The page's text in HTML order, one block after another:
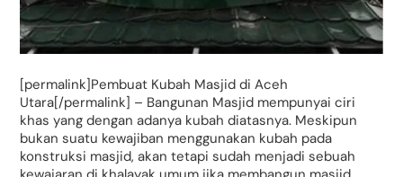
[permalink]Pembuat Kubah Masjid di Aceh
Utara[/permalink] – Bangunan Masjid mempunyai ciri
khas yang dengan adanya kubah diatasnya. Meskipun
bukan suatu kewajiban menggunakan kubah pada
konstruksi masjid, akan tetapi sudah menjadi sebuah